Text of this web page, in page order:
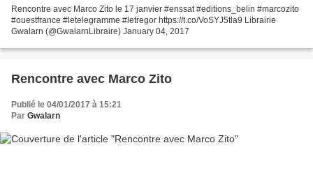
Rencontre avec Marco Zito le 17 janvier #enssat #editions_belin #marcozito
#ouestfrance #letelegramme #letregor https://t.co/VoSYJ5tla9 Librairie
Gwalarn (@GwalarnLibraire) January 04, 2017
Rencontre avec Marco Zito
Publié le 04/01/2017 à 15:21
Par Gwalarn